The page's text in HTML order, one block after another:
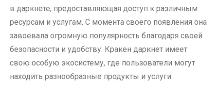
в даркнете, предоставляющая доступ к различным
ресурсам и услугам. С момента своего появления она
завоевала огромную популярность благодаря своей
безопасности и удобству. Кракен даркнет имеет
свою особую экосистему, где пользователи могут
находить разнообразные продукты и услуги.